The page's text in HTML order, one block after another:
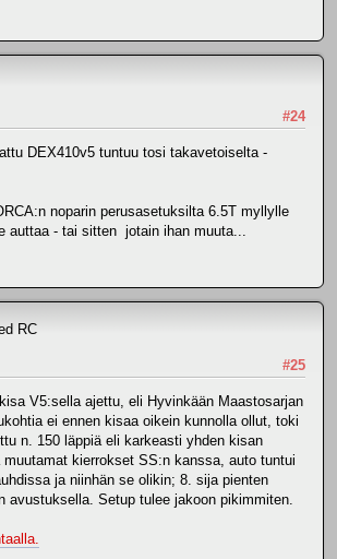
#24
DEX410v5 tuntuu tosi takavetoiselta -
noparin perusasetuksilta 6.5T myllylle
auttaa - tai sitten jotain ihan muuta...
RC
#25
V5:sella ajettu, eli Hyvinkään Maastosarjan
ei ennen kisaa oikein kunnolla ollut, toki
n. 150 läppiä eli karkeasti yhden kisan
kierrokset SS:n kanssa, auto tuntui
ja niinhän se olikin; 8. sija pienten
avustuksella. Setup tulee jakoon pikimmiten.